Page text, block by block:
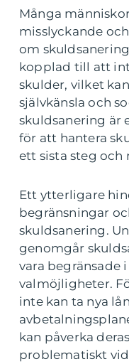
Många
misslyckande
om
kopplad till att
skulder, vilket
självkänsla och
skuldsanering är
för att hantera
ett sista steg och
Ett ytterligare
begränsningar
skuldsanering.
genomgår
vara begränsade
valmöjligheter.
inte kan ta nya
kan påverka
problematiskt